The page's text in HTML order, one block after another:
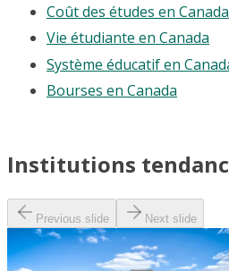
Coût des études en Canada
Vie étudiante en Canada
Système éducatif en
Bourses en Canada
Institutions
Previous slide Next slide